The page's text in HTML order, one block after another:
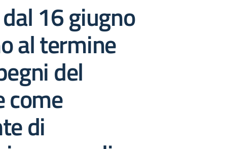
16 giugno
al termine
del
come
di